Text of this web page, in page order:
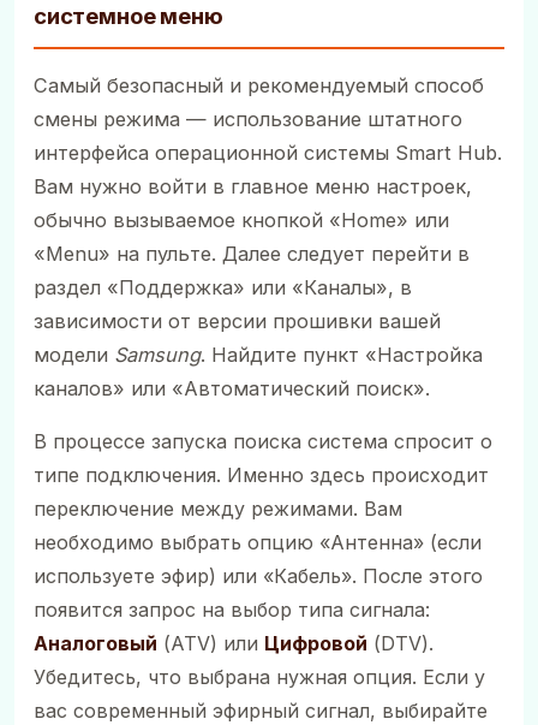
системное меню
Самый безопасный и рекомендуемый способ
смены режима — использование штатного
интерфейса операционной системы Smart Hub.
Вам нужно войти в главное меню настроек,
обычно вызываемое кнопкой «Home» или
«Menu» на пульте. Далее следует перейти в
раздел «Поддержка» или «Каналы», в
зависимости от версии прошивки вашей
модели Samsung. Найдите пункт «Настройка
каналов» или «Автоматический поиск».
В процессе запуска поиска система спросит о
типе подключения. Именно здесь происходит
переключение между режимами. Вам
необходимо выбрать опцию «Антенна» (если
используете эфир) или «Кабель». После этого
появится запрос на выбор типа сигнала:
Аналоговый (ATV) или Цифровой (DTV).
Убедитесь, что выбрана нужная опция. Если у
вас современный эфирный сигнал, выбирайте